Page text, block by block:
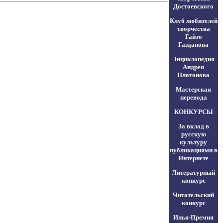
Достоевского
Клуб любителей
творчества
Гайто
Газданова
Энциклопедия
Андрея
Платонова
Мастерская
перевода
КОНКУРСЫ
За вклад в
русскую
культуру
публикациями в
Интернете
Литературный
конкурс
Читательский
конкурс
Илья-Премия